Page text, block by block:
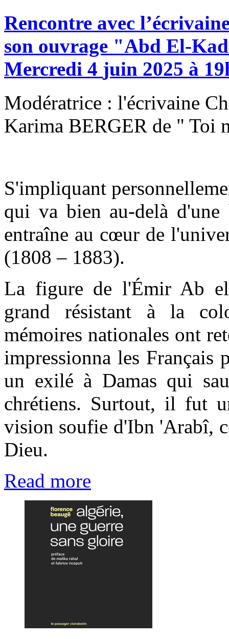
Rencontre avec
son ouvrage "Abd El-
Mercredi 4 juin 2025 à
Modératrice : l'écrivaine
Karima BERGER de " Toi
S'impliquant
qui va bien au-delà d'une
entraîne au cœur de
(1808 – 1883).
La figure de l'Émir Ab
grand résistant à la
mémoires nationales ont
impressionna les Français
un exilé à Damas qui
chrétiens. Surtout, il fut
vision soufie d'Ibn 'Arabî,
Dieu.
Read more